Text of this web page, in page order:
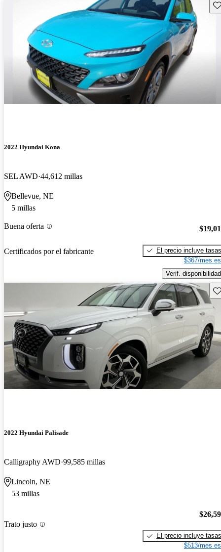
2022 Hyundai Kona
SEL AWD 44,612 millas
Bellevue, NE
5 millas
Buena oferta
Certificados por el fabricante
El precio incluye tasas
$367/mes
Verif. disponibilidad
2022 Hyundai Palisade
Calligraphy AWD 99,585 millas
Lincoln, NE
53 millas
Trato justo
El precio incluye tasas
$513/mes